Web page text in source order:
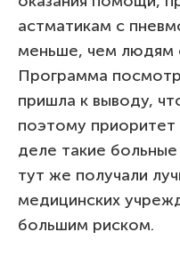
астматикам с
меньше, чем людям
Программа
пришла к выводу,
поэтому
деле такие
тут же получали
медицинских
большим риском.